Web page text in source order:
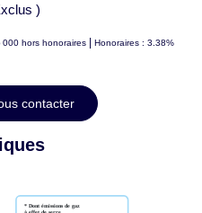
)
000 hors honoraires | Honoraires : 3.38%
contacter